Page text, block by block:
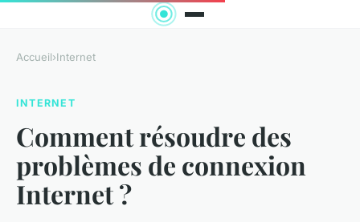
Accueil›Internet
INTERNET
Comment résoudre des
problèmes de connexion
Internet ?